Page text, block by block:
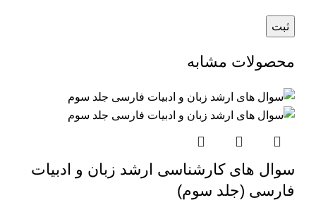
محصولات مشابه
سوال های کارشناسی ارشد زبان و ادبیات
فارسی (جلد سوم)